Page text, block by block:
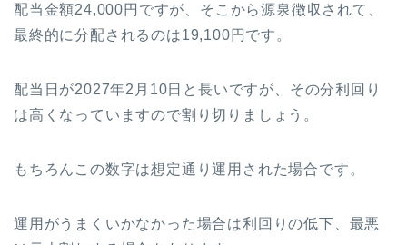
配当金額24,000円ですが、そこから源泉徴収されて、
最終的に分配されるのは19,100円です。
配当日が2027年2月10日と長いですが、その分利回り
は高くなっていますので割り切りましょう。
もちろんこの数字は想定通り運用された場合です。
運用がうまくいかなかった場合は利回りの低下、最悪